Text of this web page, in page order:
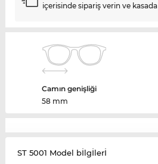
içerisinde sipariş verin ve kasada
Camın genişliği
58 mm
ST 5001 Model bİlgİlerİ